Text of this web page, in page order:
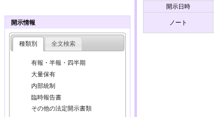
開示日時
ノート
開示情報
種類別 全文検索
有報・半報・四半期
大量保有
内部統制
臨時報告書
その他の法定開示書類